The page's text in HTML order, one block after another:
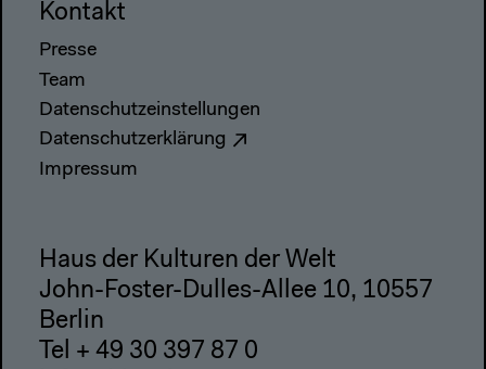
Kontakt
Presse
Team
Datenschutzeinstellungen
Datenschutzerklärung
Impressum
Haus der Kulturen der Welt
John-Foster-Dulles-Allee 10, 10557
Berlin
Tel + 49 30 397 87 0